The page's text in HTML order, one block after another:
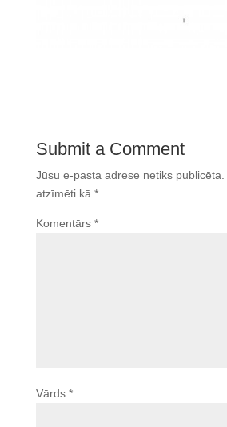
Submit a Comment
Jūsu e-pasta adrese netiks publicēta.
atzīmēti kā *
Komentārs *
Vārds *